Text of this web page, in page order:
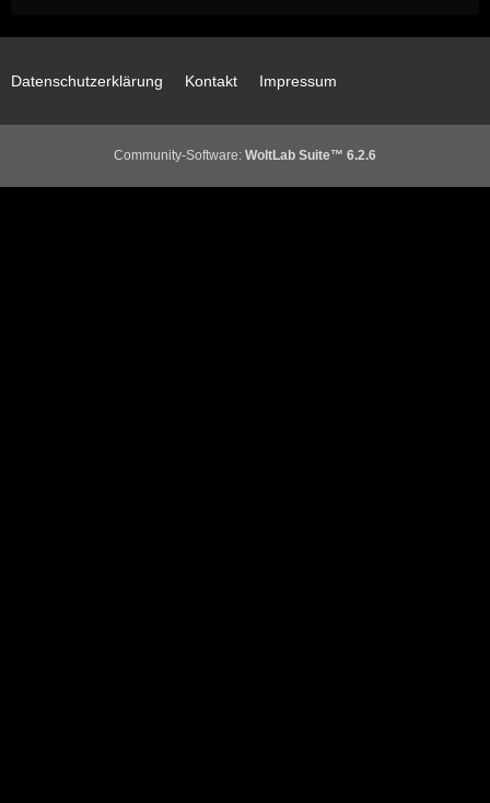
Datenschutzerklärung Kontakt Impressum
Community-Software: WoltLab Suite™ 6.2.6